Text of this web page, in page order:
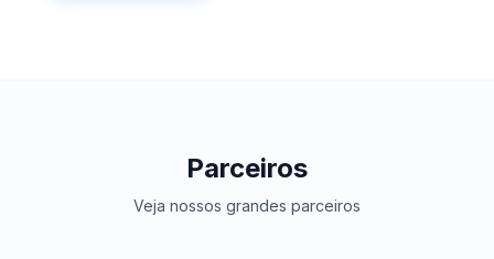
Parceiros
Veja nossos grandes parceiros